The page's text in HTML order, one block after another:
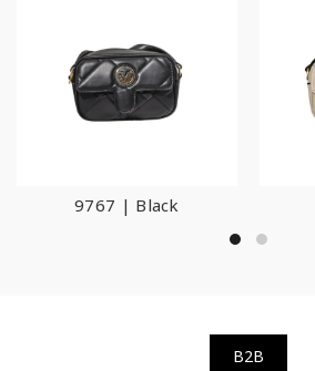
9767 | Black
B2B